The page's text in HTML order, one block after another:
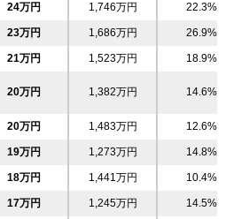
25万円 1,442万円 28.8%
25万円 1,824万円 22.4%
25万円 1,835万円 22.5%
24万円 1,611万円 37.5%
24万円 1,648万円 22.8%
24万円 1,746万円 22.3%
23万円 1,686万円 26.9%
21万円 1,523万円 18.9%
20万円 1,382万円 14.6%
20万円 1,483万円 12.6%
19万円 1,273万円 14.8%
18万円 1,441万円 10.4%
17万円 1,245万円 14.5%